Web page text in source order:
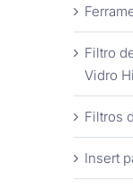
Filtro
Vidro
Filtros
Insert